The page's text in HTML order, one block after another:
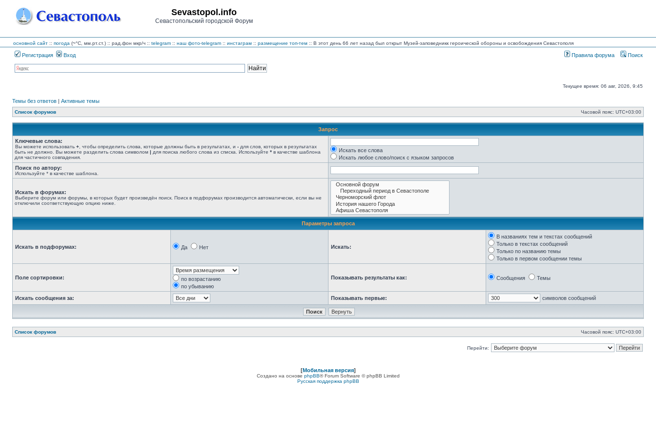
Sevastopol.info
Севастопольский городской Форум
основной сайт :: погода (~°C, мм.рт.ст.) :: рад.фон мкр/ч :: telegram :: наш фото-telegram :: инстаграм :: размещение топ-тем :: В этот день 66 лет назад был открыт Музей-заповедникк героической обороны и освобождения Севастополя
Регистрация Вход Правила форума Поиск
Текущее время: 06 авг, 2026, 9:45
Темы без ответов | Активные темы
Список форумов Часовой пояс: UTC+03:00
Запрос
Ключевые слова:
Вы можете использовать + , чтобы определить слова, которые должны быть в результатах, и - для слов, которых в результатах
быть не должно. Вы можете разделить слова символом | для поиска любого слова из списка. Используйте * в качестве шаблона
для частичного совпадения.
Искать все слова
Искать любое слово/поиск с языком запросов
Поиск по автору:
Используйте * в качестве шаблона.
Искать в форумах:
Выберите форум или форумы, в которых будет произведён поиск. Поиск в подфорумах производится автоматически, если вы не
отключили соответствующую опцию ниже.
Параметры запроса
Искать в подфорумах: Да Нет Искать:
В названиях тем и текстах сообщений
Только в текстах сообщений
Только по названию темы
Только в первом сообщении темы
Поле сортировки:
по возрастанию
по убыванию
Показывать результаты как: Сообщения Темы
Искать сообщения за: Показывать первые: символов сообщений
Список форумов Часовой пояс: UTC+03:00
Перейти:
[Мобильная версия]
Создано на основе phpBB® Forum Software © phpBB Limited
Русская поддержка phpBB